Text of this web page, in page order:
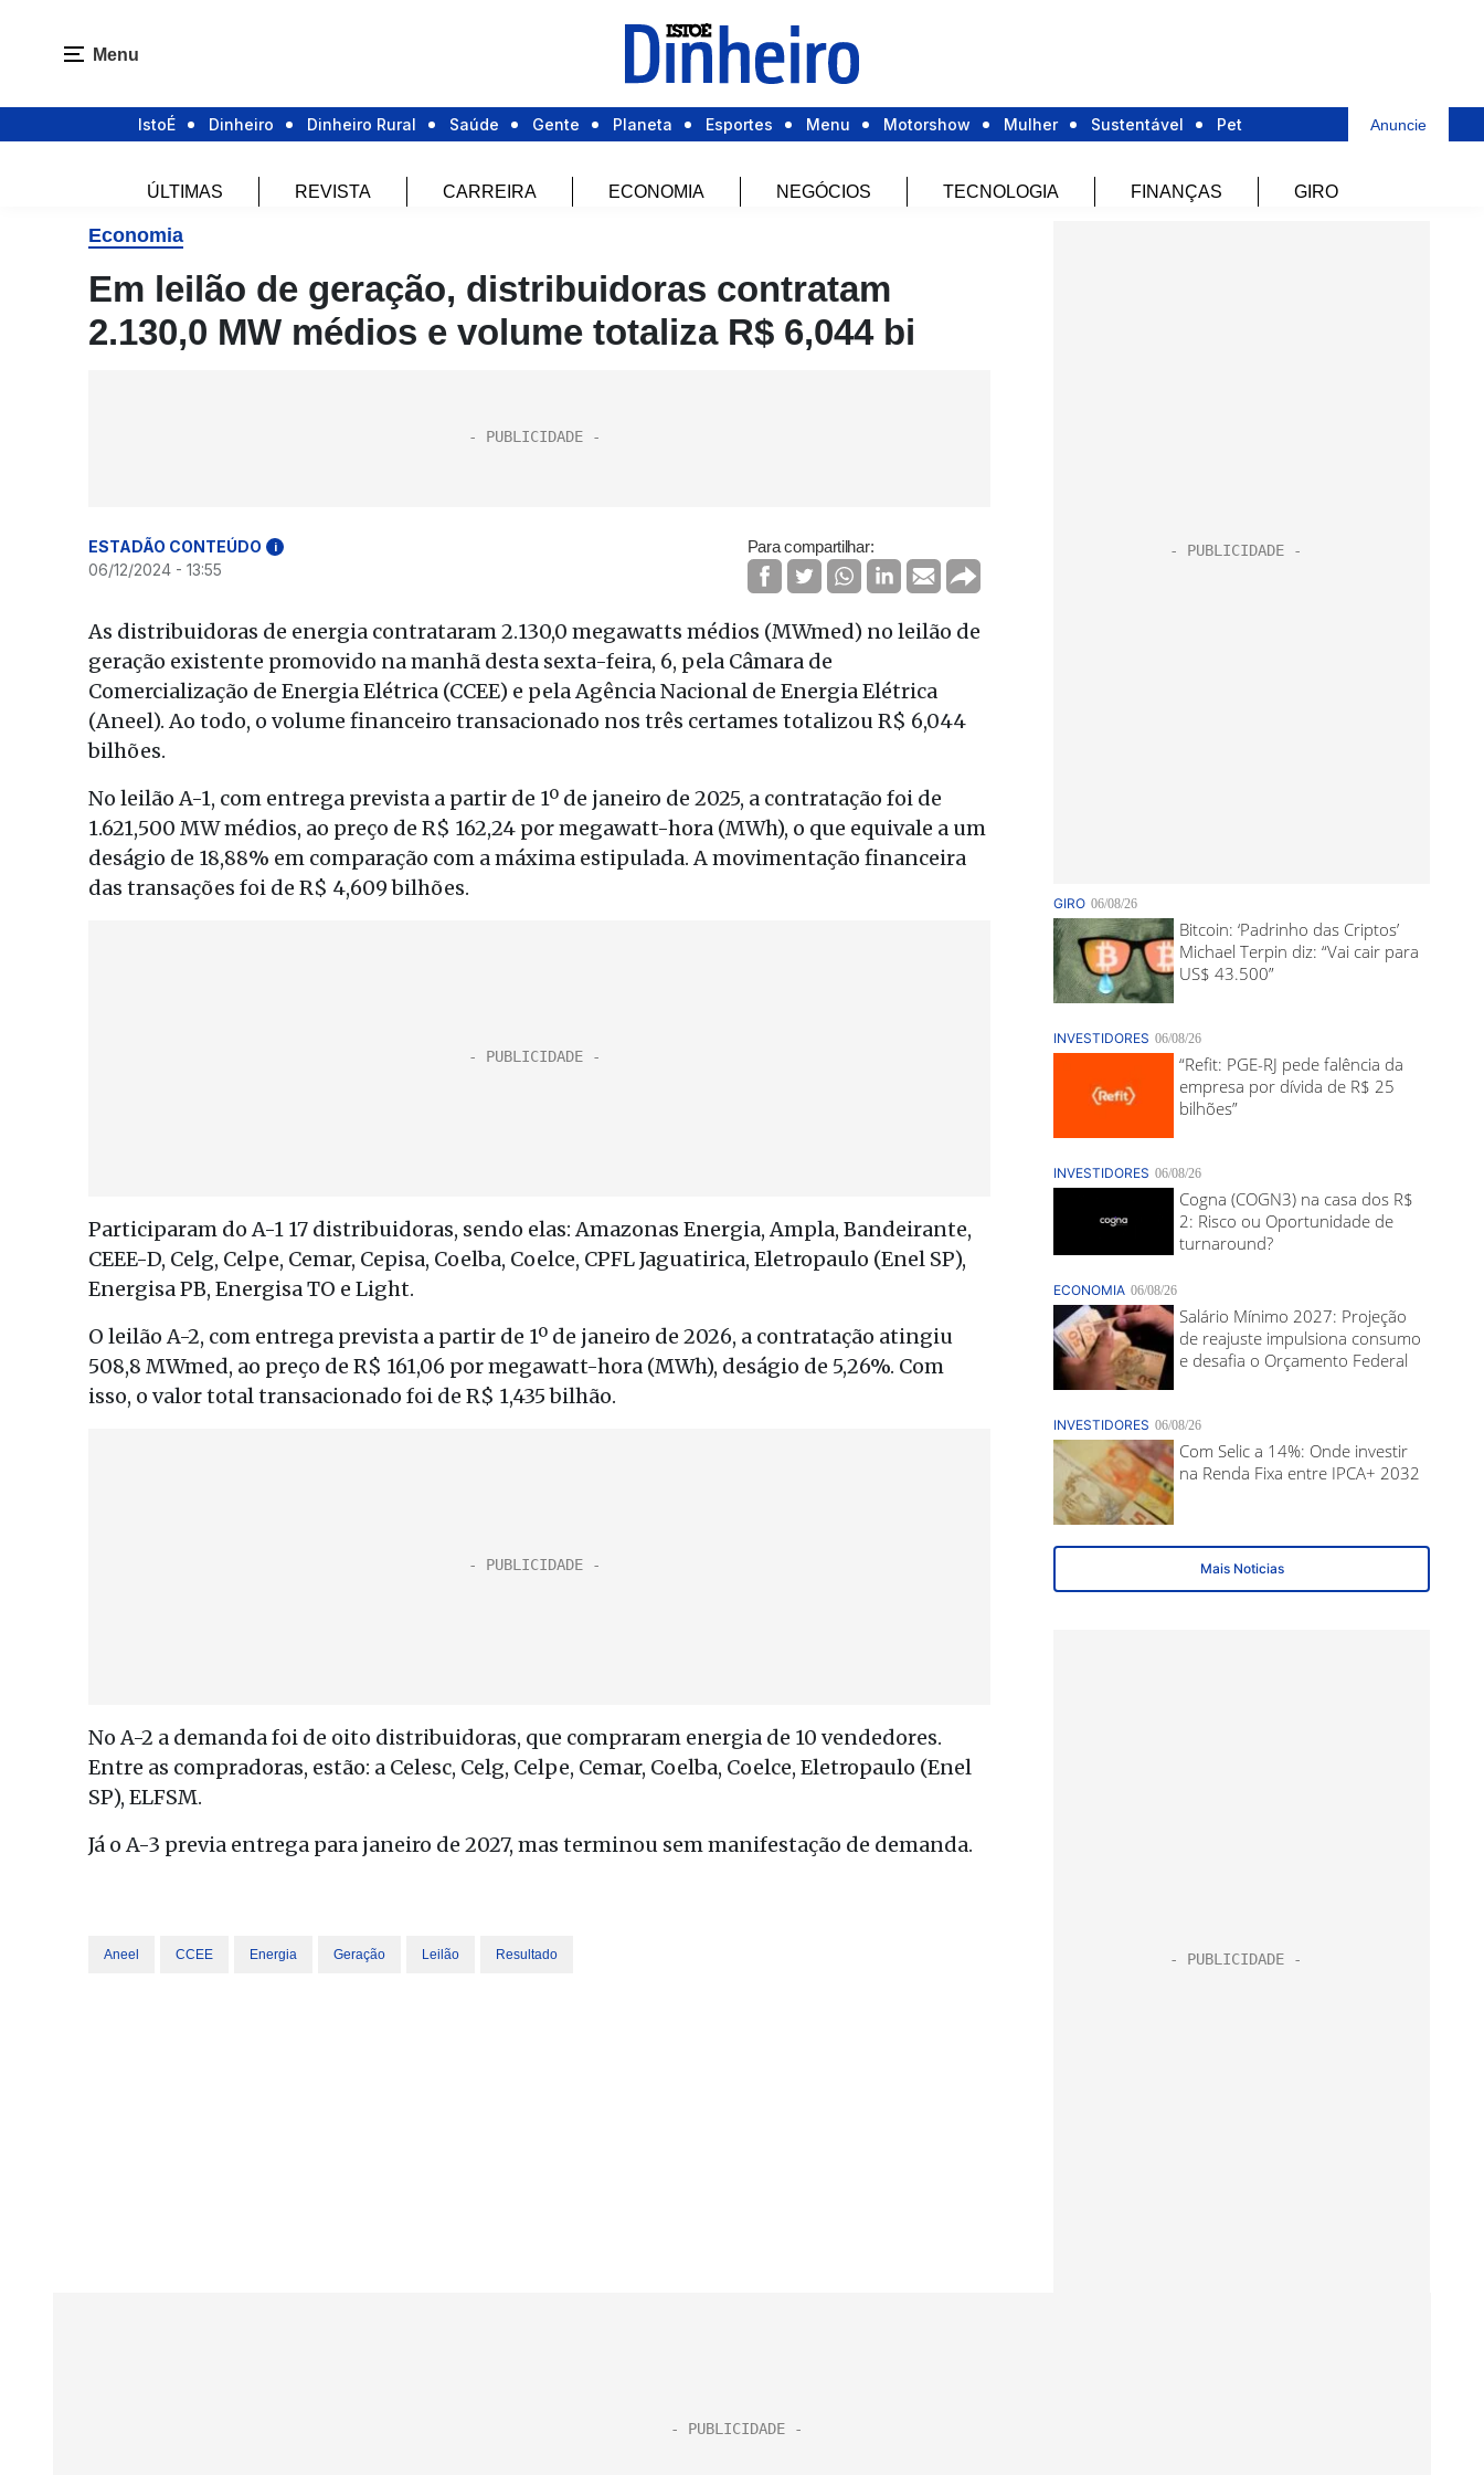
Menu
IstoÉ Dinheiro Dinheiro Rural Saúde Gente Planeta Esportes Menu Motorshow Mulher Sustentável Pet Anuncie
ÚLTIMAS REVISTA CARREIRA ECONOMIA NEGÓCIOS TECNOLOGIA FINANÇAS GIRO
Economia
Em leilão de geração, distribuidoras contratam
2.130,0 MW médios e volume totaliza R$ 6,044 bi
ESTADÃO CONTEÚDO i
06/12/2024 - 13:55
Para compartilhar:
As distribuidoras de energia contrataram 2.130,0 megawatts médios (MWmed) no leilão de
geração existente promovido na manhã desta sexta-feira, 6, pela Câmara de
Comercialização de Energia Elétrica (CCEE) e pela Agência Nacional de Energia Elétrica
(Aneel). Ao todo, o volume financeiro transacionado nos três certames totalizou R$ 6,044
bilhões.
No leilão A-1, com entrega prevista a partir de 1º de janeiro de 2025, a contratação foi de
1.621,500 MW médios, ao preço de R$ 162,24 por megawatt-hora (MWh), o que equivale a um
deságio de 18,88% em comparação com a máxima estipulada. A movimentação financeira
das transações foi de R$ 4,609 bilhões.
Participaram do A-1 17 distribuidoras, sendo elas: Amazonas Energia, Ampla, Bandeirante,
CEEE-D, Celg, Celpe, Cemar, Cepisa, Coelba, Coelce, CPFL Jaguatirica, Eletropaulo (Enel SP),
Energisa PB, Energisa TO e Light.
O leilão A-2, com entrega prevista a partir de 1º de janeiro de 2026, a contratação atingiu
508,8 MWmed, ao preço de R$ 161,06 por megawatt-hora (MWh), deságio de 5,26%. Com
isso, o valor total transacionado foi de R$ 1,435 bilhão.
No A-2 a demanda foi de oito distribuidoras, que compraram energia de 10 vendedores.
Entre as compradoras, estão: a Celesc, Celg, Celpe, Cemar, Coelba, Coelce, Eletropaulo (Enel
SP), ELFSM.
Já o A-3 previa entrega para janeiro de 2027, mas terminou sem manifestação de demanda.
Aneel CCEE Energia Geração Leilão Resultado